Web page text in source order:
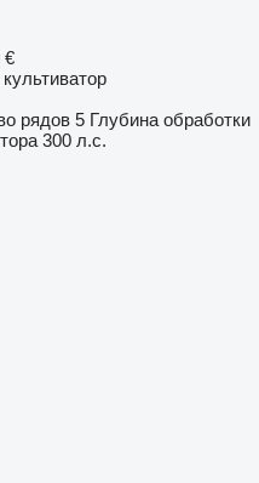
€
рядов 5 Глубина обработки
300 л.с.